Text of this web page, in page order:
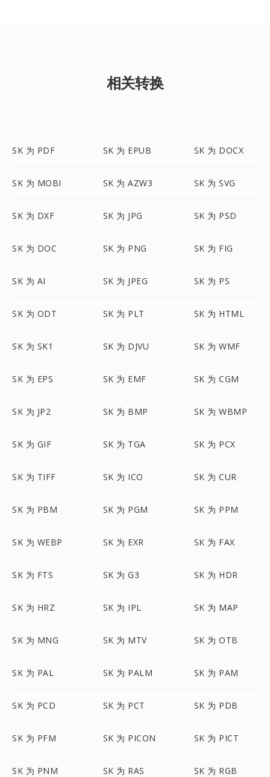
相关转换
SK 为 PDF SK 为 EPUB SK 为 DOCX
SK 为 MOBI SK 为 AZW3 SK 为 SVG
SK 为 DXF SK 为 JPG SK 为 PSD
SK 为 DOC SK 为 PNG SK 为 FIG
SK 为 AI SK 为 JPEG SK 为 PS
SK 为 ODT SK 为 PLT SK 为 HTML
SK 为 SK1 SK 为 DJVU SK 为 WMF
SK 为 EPS SK 为 EMF SK 为 CGM
SK 为 JP2 SK 为 BMP SK 为 WBMP
SK 为 GIF SK 为 TGA SK 为 PCX
SK 为 TIFF SK 为 ICO SK 为 CUR
SK 为 PBM SK 为 PGM SK 为 PPM
SK 为 WEBP SK 为 EXR SK 为 FAX
SK 为 FTS SK 为 G3 SK 为 HDR
SK 为 HRZ SK 为 IPL SK 为 MAP
SK 为 MNG SK 为 MTV SK 为 OTB
SK 为 PAL SK 为 PALM SK 为 PAM
SK 为 PCD SK 为 PCT SK 为 PDB
SK 为 PFM SK 为 PICON SK 为 PICT
SK 为 PNM SK 为 RAS SK 为 RGB